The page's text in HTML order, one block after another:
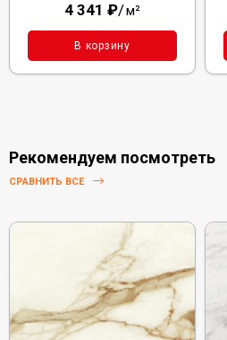
4 341 ₽/м²
В корзину
Рекомендуем посмотреть
СРАВНИТЬ ВСЕ